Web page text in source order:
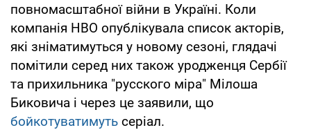
повномасштабної війни в Україні. Коли
компанія HBO опублікувала список акторів,
які зніматимуться у новому сезоні, глядачі
помітили серед них також уродженця Сербії
та прихильника "русского міра" Мілоша
Биковича і через це заявили, що
бойкотуватимуть серіал.